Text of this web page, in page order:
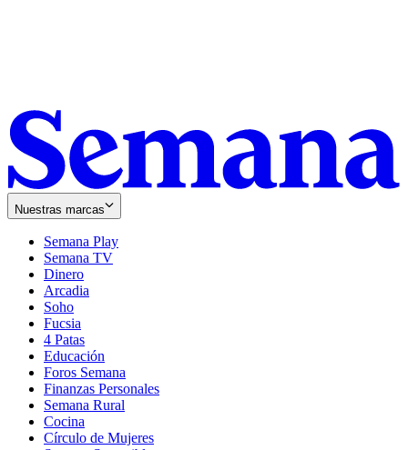
Nuestras marcas
Semana Play
Semana TV
Dinero
Arcadia
Soho
in
new
window
Fucsia
in
new
window
4 Patas
Educación
Foros Semana
Finanzas Personales
Semana Rural
Cocina
Círculo de Mujeres